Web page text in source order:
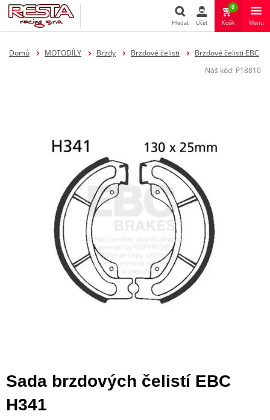
Hledat
Hledat Účet
0
Košík Menu
Domů MOTODÍLY Brzdy Brzdové čelisti
Brzdové čelisti EBC
Náš kód: P18810
Sada brzdových čelistí EBC
H341